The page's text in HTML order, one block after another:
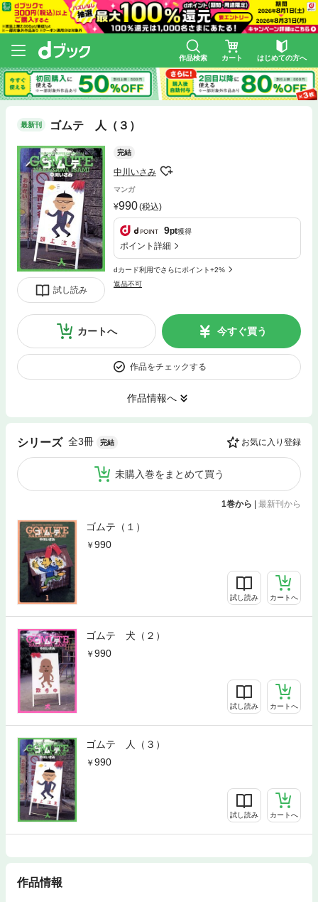
作品検索 カート はじめての方へ
最新刊 ゴムテ 人（３）
試し読み
完結
中川いさみ
マンガ
990(税込)
9pt獲得
ポイント詳細
dカード利用でさらにポイント+2%
返品不可
カートへ 今すぐ買う
作品をチェックする
作品情報へ
シリーズ 全3冊 完結 お気に入り登録
未購入巻をまとめて買う
1巻から | 最新刊から
ゴムテ（１）
990
試し読み カートへ
ゴムテ 犬（２）
990
試し読み カートへ
ゴムテ 人（３）
990
試し読み カートへ
作品情報